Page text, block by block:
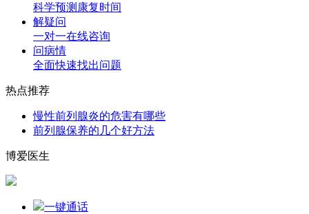
科学预测康复时间
解疑问
一对一在线咨询
问病情
全面快速找出问题
热点推荐
慢性前列腺炎的危害有哪些
前列腺保养的几个好方法
博爱医生
一键通话